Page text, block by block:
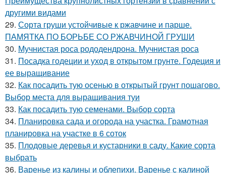
другими видами
29. Сорта груши устойчивые к ржавчине и парше.
ПАМЯТКА ПО БОРЬБЕ СО РЖАВЧИНОЙ ГРУШИ
30. Мучнистая роса рододендрона. Мучнистая роса
31. Посадка годеции и уход в открытом грунте. Годеция и
ее выращивание
32. Как посадить тую осенью в открытый грунт пошагово.
Выбор места для выращивания туи
33. Как посадить тую семенами. Выбор сорта
34. Планировка сада и огорода на участка. Грамотная
планировка на участке в 6 соток
35. Плодовые деревья и кустарники в саду. Какие сорта
выбрать
36. Варенье из калины и облепихи. Варенье с калиной